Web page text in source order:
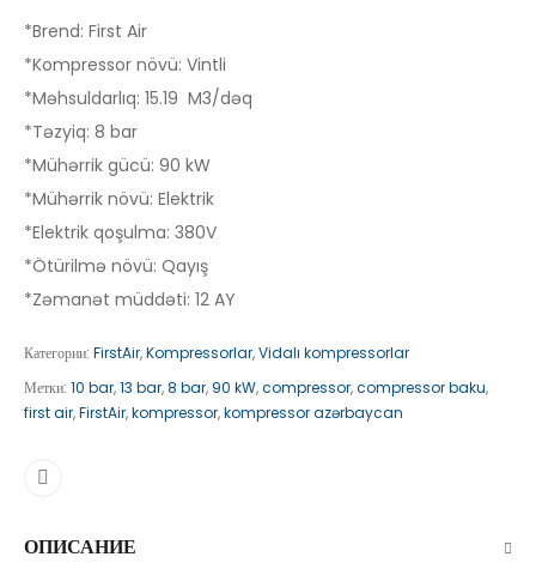
*Brend: First Air
*Kompressor növü: Vintli
*Məhsuldarlıq: 15.19 M3/dəq
*Təzyiq: 8 bar
*Mühərrik gücü: 90 kW
*Mühərrik növü: Elektrik
*Elektrik qoşulma: 380V
*Ötürilmə növü: Qayış
*Zəmanət müddəti: 12 AY
Категории: FirstAir,Kompressorlar,Vidalı kompressorlar
Метки: 10 bar,13 bar,8 bar, 90 kW,compressor,compressor baku,
first air,FirstAir,kompressor,kompressor azərbaycan
ОПИСАНИЕ